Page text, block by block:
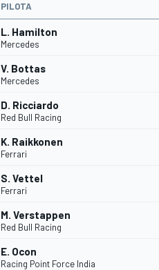
PILOTA
L. Hamilton
Mercedes
V. Bottas
Mercedes
D. Ricciardo
Red Bull Racing
K. Raikkonen
Ferrari
S. Vettel
Ferrari
M. Verstappen
Red Bull Racing
E. Ocon
Racing Point Force India